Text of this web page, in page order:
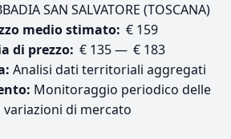
SAN SALVATORE (TOSCANA)
medio stimato: € 159
di prezzo: € 135 — € 183
Analisi dati territoriali aggregati
Monitoraggio periodico delle
variazioni di mercato